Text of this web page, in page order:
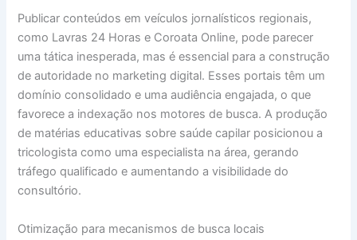
Publicar conteúdos em veículos jornalísticos regionais,
como Lavras 24 Horas e Coroata Online, pode parecer
uma tática inesperada, mas é essencial para a construção
de autoridade no marketing digital. Esses portais têm um
domínio consolidado e uma audiência engajada, o que
favorece a indexação nos motores de busca. A produção
de matérias educativas sobre saúde capilar posicionou a
tricologista como uma especialista na área, gerando
tráfego qualificado e aumentando a visibilidade do
consultório.
Otimização para mecanismos de busca locais